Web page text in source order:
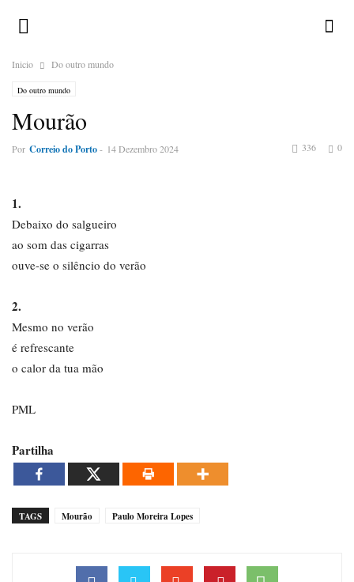
Inicio Do outro mundo
Do outro mundo
Mourão
Por Correio do Porto- 14 Dezembro 2024 0
336
1.
Debaixo do salgueiro
ao som das cigarras
ouve-se o silêncio do verão
2.
Mesmo no verão
é refrescante
o calor da tua mão
PML
Partilha
TAGS Mourão Paulo Moreira Lopes